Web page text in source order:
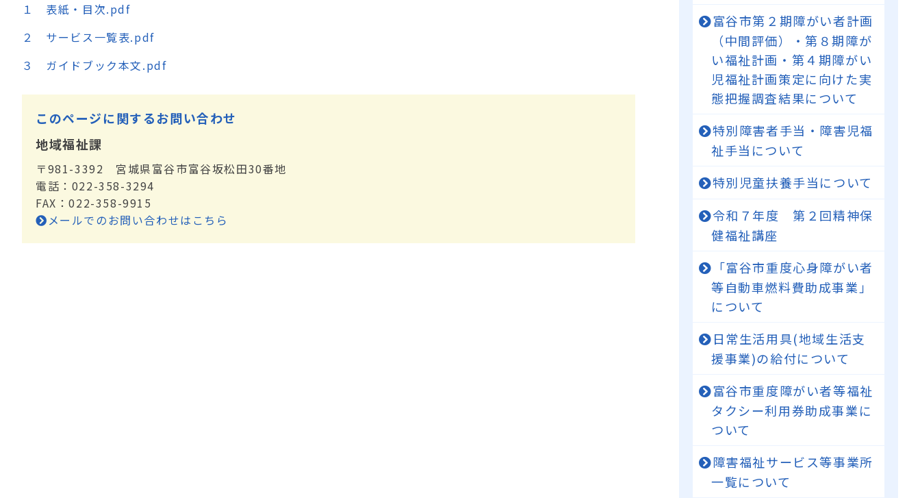
１ 表紙・目次.pdf
２ サービス一覧表.pdf
３ ガイドブック本文.pdf
このページに関するお問い合わせ
地域福祉課
〒981-3392 宮城県富谷市富谷坂松田30番地
電話：022-358-3294
FAX：022-358-9915
メールでのお問い合わせはこちら
富谷市第２期障がい者計画
（中間評価）・第８期障が
い福祉計画・第４期障がい
児福祉計画策定に向けた実
態把握調査結果について
特別障害者手当・障害児福
祉手当について
特別児童扶養手当について
令和７年度 第２回精神保
健福祉講座
「富谷市重度心身障がい者
等自動車燃料費助成事業」
について
日常生活用具(地域生活支
援事業)の給付について
富谷市重度障がい者等福祉
タクシー利用券助成事業に
ついて
障害福祉サービス等事業所
一覧について